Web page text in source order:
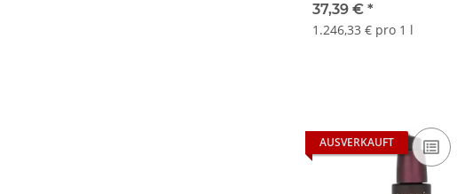
37,39 € *
1.246,33 € pro 1 l
AUSVERKAUFT